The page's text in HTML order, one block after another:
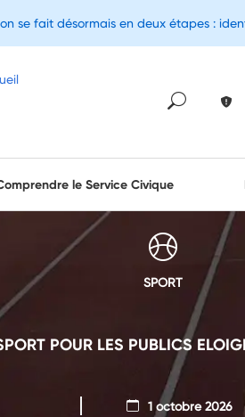
le Service Civique
SPORT
POUR LES PUBLICS
1 octobre 2026
se fait désormais en deux étapes :